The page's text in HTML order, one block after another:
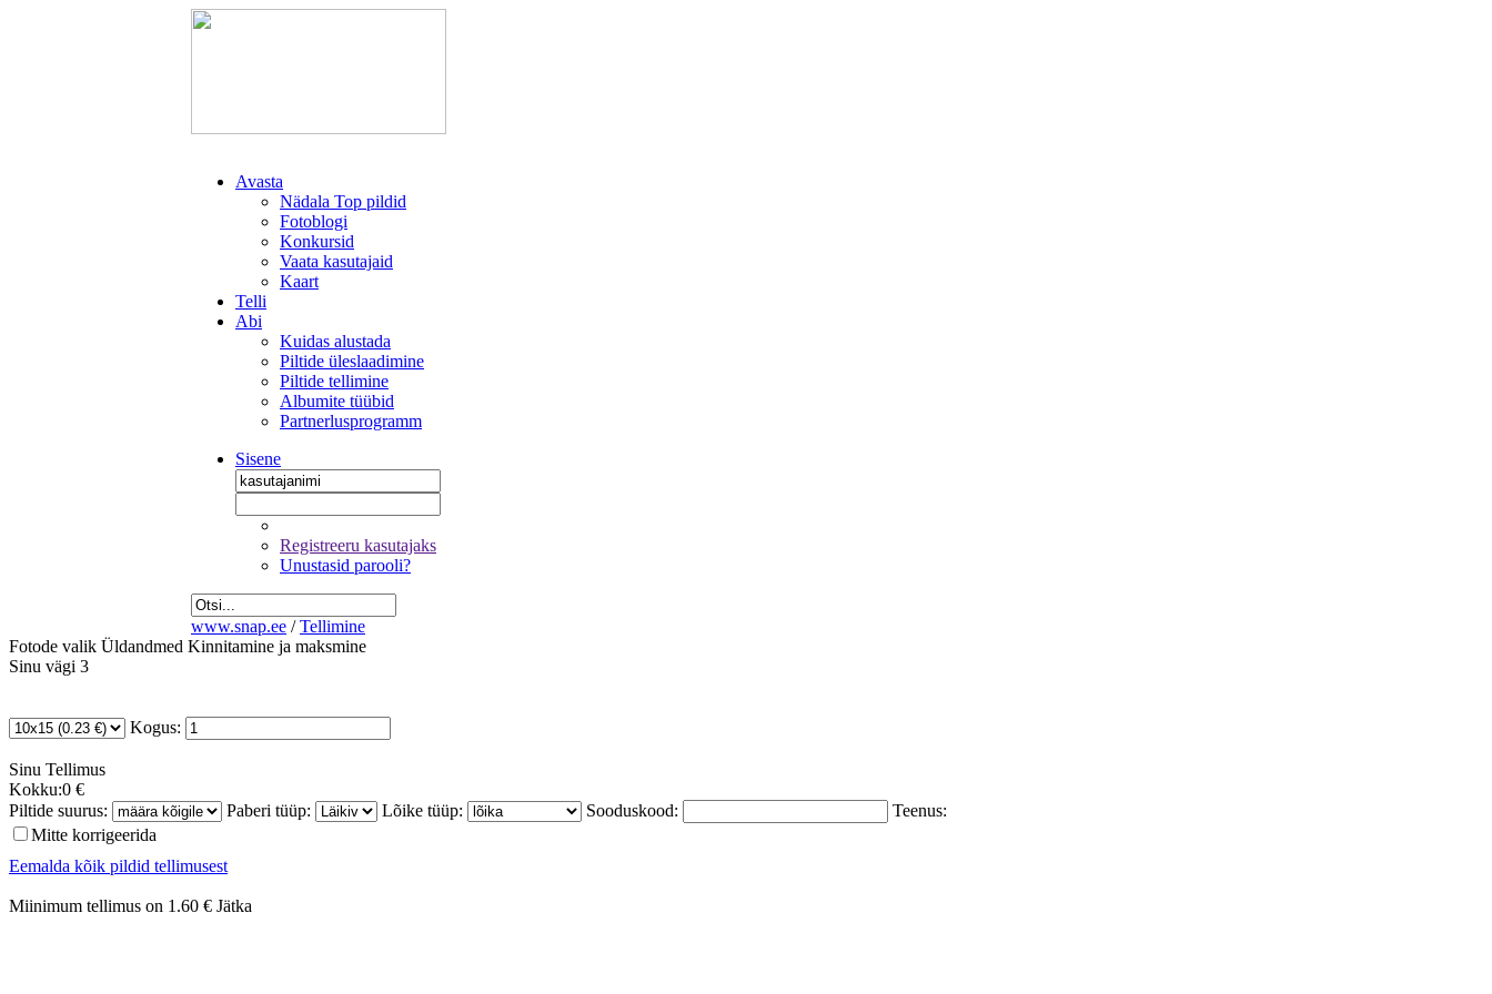
Avasta
Nädala Top pildid
Fotoblogi
Konkursid
Vaata kasutajaid
Kaart
Telli
Abi
Kuidas alustada
Piltide üleslaadimine
Piltide tellimine
Albumite tüübid
Partnerlusprogramm
Sisene
Registreeru kasutajaks
Unustasid parooli?
www.snap.ee / Tellimine
Fotode valik Üldandmed Kinnitamine ja maksmine
Sinu vägi 3
Kogus:
Sinu Tellimus
Kokku:0 €
Piltide suurus:
Paberi tüüp: Lõike tüüp: Sooduskood:
Teenus:
Mitte korrigeerida
Eemalda kõik pildid tellimusest
Miinimum tellimus on 1.60 € Jätka